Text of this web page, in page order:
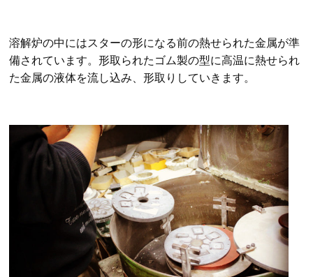
溶解炉の中にはスターの形になる前の熱せられた金属が準
備されています。形取られたゴム製の型に高温に熱せられ
た金属の液体を流し込み、形取りしていきます。